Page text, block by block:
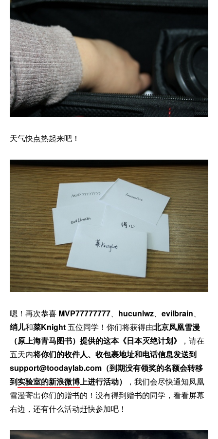
天气快点热起来吧！
嗯！再次恭喜 MVP77777777、 hucunlwz、 evilbrain、
绡儿和菜Knight五位同学！你们将获得由北京凤凰雪漫
（原上海青马图书）提供的这本《日本灭绝计划》
，请在
五天内将你们的收件人、收包裹地址和电话信息发送到
support@toodaylab.com（到期没有领奖的名额会转移
到实验室的新浪微博上进行活动）
，我们会尽快通知凤凰
雪漫寄出你们的赠书的！没有得到赠书的同学，看看屏幕
右边，还有什么活动赶快参加吧！